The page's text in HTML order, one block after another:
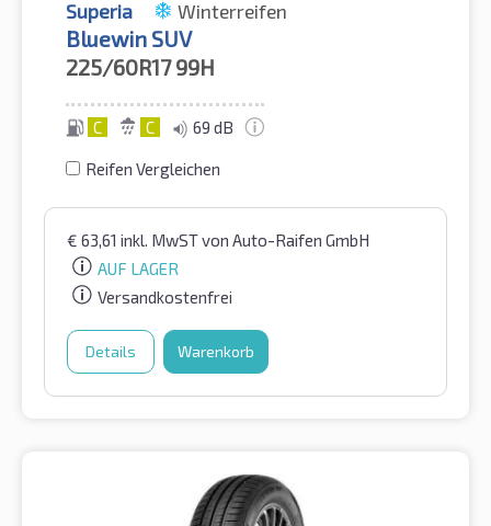
Superia Winterreifen
Bluewin SUV
225/60R17 99H
C C 69 dB
Reifen Vergleichen
€ 63,61 inkl. MwSTvon Auto-Raifen GmbH
AUF LAGER
Versandkostenfrei
Details Warenkorb